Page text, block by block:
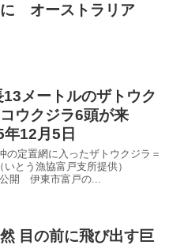
に オーストラリア
メートルのザトウク
ウクジラ6頭が来
12月5日
の定置網に入ったザトウクジラ＝
いとう漁協富戸支所提供）
開 伊東市富戸の...
然 目の前に飛び出す巨